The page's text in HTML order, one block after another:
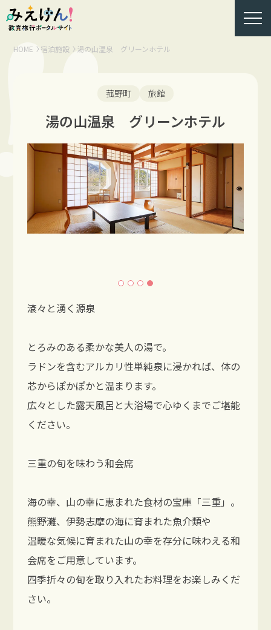
HOME 宿泊施設 湯の山温泉 グリーンホテル
菰野町 旅館
湯の山温泉 グリーンホテル
滾々と湧く源泉
とろみのある柔かな美人の湯で。
ラドンを含むアルカリ性単純泉に浸かれば、体の
芯からぽかぽかと温まります。
広々とした露天風呂と大浴場で心ゆくまでご堪能
ください。
三重の旬を味わう和会席
海の幸、山の幸に恵まれた食材の宝庫「三重」。
熊野灘、伊勢志摩の海に育まれた魚介類や
温暖な気候に育まれた山の幸を存分に味わえる和
会席をご用意しています。
四季折々の旬を取り入れたお料理をお楽しみくだ
さい。